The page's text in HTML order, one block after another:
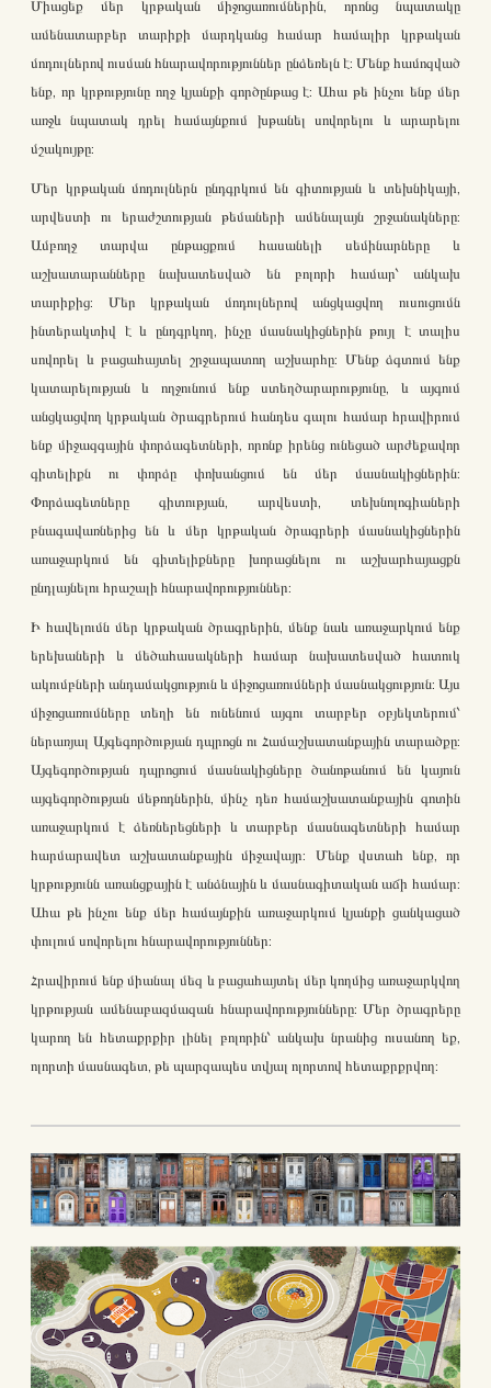
Միացեք մեր կրթական միջոցառումներին, որոնց նպատակը
ամենատարբեր տարիքի մարդկանց համար համալիր կրթական
մոդուլներով ուսման հնարավորություններ ընձեռելն է: Մենք համոզված
ենք, որ կրթությունը ողջ կյանքի գործընթաց է: Ահա թե ինչու ենք մեր
առջև նպատակ դրել համայնքում խթանել սովորելու և արարելու
մշակույթը:
Մեր կրթական մոդուլներն ընդգրկում են գիտության և տեխնիկայի,
արվեստի ու երաժշտության թեմաների ամենալայն շրջանակները:
Ամբողջ տարվա ընթացքում հասանելի սեմինարները և
աշխատարանները նախատեսված են բոլորի համար՝ անկախ
տարիքից: Մեր կրթական մոդուլներով անցկացվող ուսուցումն
ինտերակտիվ է և ընդգրկող, ինչը մասնակիցներին թույլ է տալիս
սովորել և բացահայտել շրջապատող աշխարհը: Մենք ձգտում ենք
կատարելության և ողջունում ենք ստեղծարարությունը, և այգում
անցկացվող կրթական ծրագրերում հանդես գալու համար հրավիրում
ենք միջազգային փորձագետների, որոնք իրենց ունեցած արժեքավոր
գիտելիքն ու փորձը փոխանցում են մեր մասնակիցներին:
Փորձագետները գիտության, արվեստի, տեխնոլոգիաների
բնագավառներից են և մեր կրթական ծրագրերի մասնակիցներին
առաջարկում են գիտելիքները խորացնելու ու աշխարհայացքն
ընդլայնելու հրաշալի հնարավորություններ:
Ի հավելումն մեր կրթական ծրագրերին, մենք նաև առաջարկում ենք
երեխաների և մեծահասակների համար նախատեսված հատուկ
ակումբների անդամակցություն և միջոցառումների մասնակցություն: Այս
միջոցառումները տեղի են ունենում այգու տարբեր օբյեկտերում՝
ներառյալ Այգեգործության դպրոցն ու Համաշխատանքային տարածքը:
Այգեգործության դպրոցում մասնակիցները ծանոթանում են կայուն
այգեգործության մեթոդներին, մինչ դեռ համաշխատանքային գոտին
առաջարկում է ձեռներեցների և տարբեր մասնագետների համար
հարմարավետ աշխատանքային միջավայր: Մենք վստահ ենք, որ
կրթությունն առանցքային է անձնային և մասնագիտական աճի համար:
Ահա թե ինչու ենք մեր համայնքին առաջարկում կյանքի ցանկացած
փուլում սովորելու հնարավորություններ:
Հրավիրում ենք միանալ մեզ և բացահայտել մեր կողմից առաջարկվող
կրթության ամենաբազմազան հնարավորությունները: Մեր ծրագրերը
կարող են հետաքրքիր լինել բոլորին՝ անկախ նրանից ուսանող եք,
ոլորտի մասնագետ, թե պարզապես տվյալ ոլորտով հետաքրքրվող: